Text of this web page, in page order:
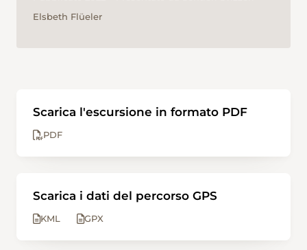
Elsbeth Flüeler
Scarica l'escursione in formato PDF
PDF
Scarica i dati del percorso GPS
KML GPX